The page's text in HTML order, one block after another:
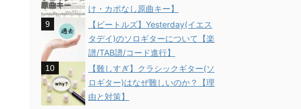
け・カポなし原曲キー】
【ビートルズ】Yesterday(イエス
タデイ)のソロギターについて【楽
譜/TAB譜/コード進行】
【難しすぎ】クラシックギター(ソ
ロギター)はなぜ難しいのか？【理
由と対策】